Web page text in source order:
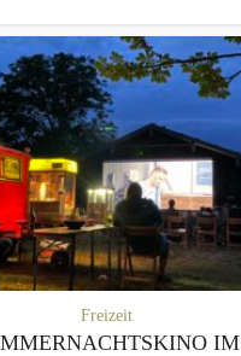
Freizeit
IM